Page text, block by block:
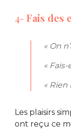
4- Fais des
« On
«
«
Les plaisirs
ont reçu ce